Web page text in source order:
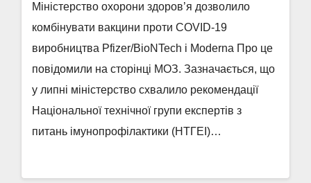
Міністерство охорони здоров’я дозволило
комбінувати вакцини проти COVID-19
виробництва Pfizer/BioNTech і Moderna Про це
повідомили на сторінці МОЗ. Зазначається, що
у липні міністерство схвалило рекомендації
Національної технічної групи експертів з
питань імунопрофілактики (НТГЕІ)…